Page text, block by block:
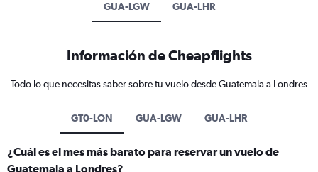
GUA-LGW GUA-LHR
Información de Cheapflights
Todo lo que necesitas saber sobre tu vuelo desde Guatemala a Londres
GT0-LON GUA-LGW GUA-LHR
¿Cuál es el mes más barato para reservar un vuelo de
Guatemala a Londres?